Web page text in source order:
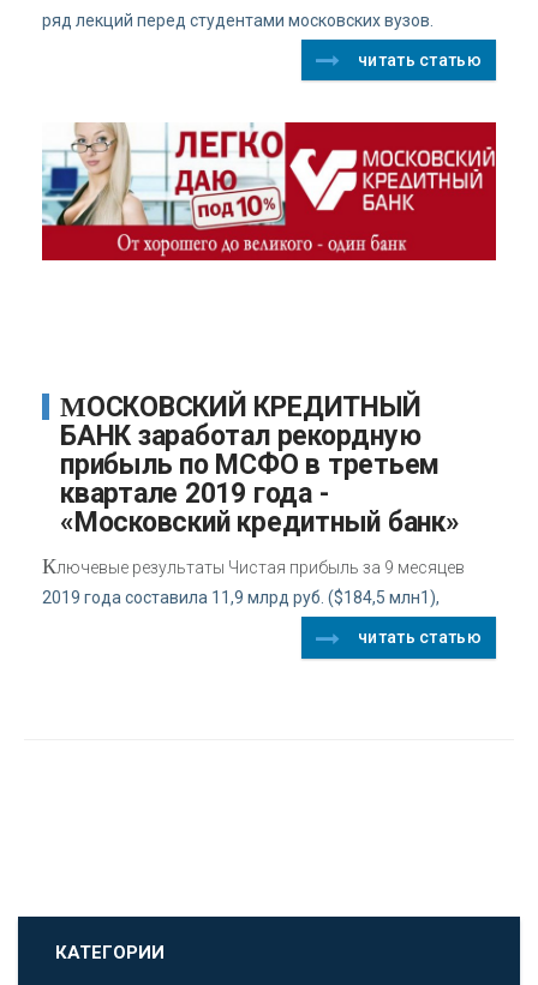
ряд лекций перед студентами московских вузов.
читать статью
МОСКОВСКИЙ КРЕДИТНЫЙ
БАНК заработал рекордную
прибыль по МСФО в третьем
квартале 2019 года -
«Московский кредитный банк»
Ключевые результаты Чистая прибыль за 9 месяцев
2019 года составила 11,9 млрд руб. ($184,5 млн1),
читать статью
КАТЕГОРИИ